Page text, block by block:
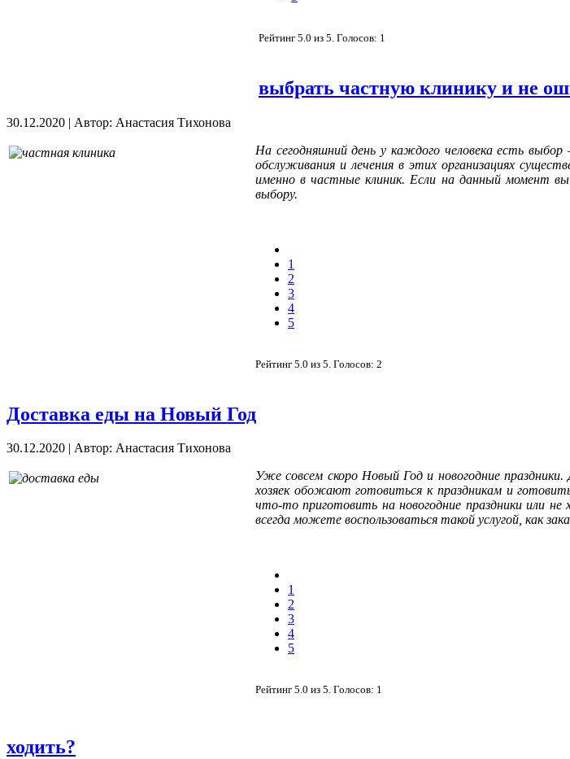
Рейтинг 5.0 из 5 . Голосов: 1
выбрать частную клинику и не
30.12.2020 | Автор: Анастасия Тихонова
На сегодняшний день у каждого человека есть
обслуживания и лечения в этих организациях
именно в частные клиник. Если на данный момент
выбору.
1
2
3
4
5
Рейтинг 5.0 из 5 . Голосов: 2
Доставка еды на Новый Год
30.12.2020 | Автор: Анастасия Тихонова
Уже совсем скоро Новый Год и новогодние
хозяек обожают готовиться к праздникам и
что-то приготовить на новогодние праздники или
всегда можете воспользоваться такой услугой, как
1
2
3
4
5
Рейтинг 5.0 из 5. Голосов: 1
ходить?